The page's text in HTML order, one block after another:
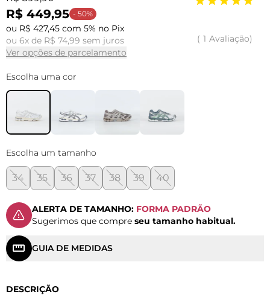
R$ 449,95 - 50%
ou R$ 427,45 com 5% no Pix
ou 6x de R$ 74,99 sem juros
Ver opções de parcelamento
1 Avaliação
Escolha uma cor
Escolha um tamanho
34 35 36 37 38 39 40
ALERTA DE TAMANHO: FORMA PADRÃO
Sugerimos que compre seu tamanho habitual.
GUIA DE MEDIDAS
DESCRIÇÃO